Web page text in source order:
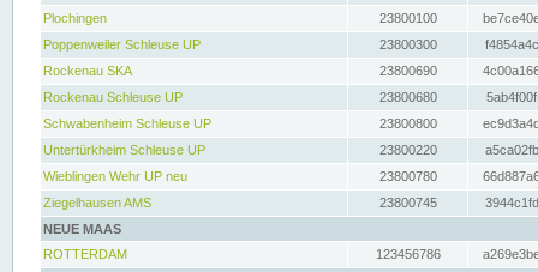
Plochingen
23800100
Poppenweiler Schleuse UP
23800300
Rockenau SKA
23800690
Rockenau Schleuse UP
23800680
Schwabenheim Schleuse UP
23800800
Untertürkheim Schleuse UP
23800220
Wieblingen Wehr UP neu
23800780
Ziegelhausen AMS
23800745
NEUE MAAS
ROTTERDAM
123456786